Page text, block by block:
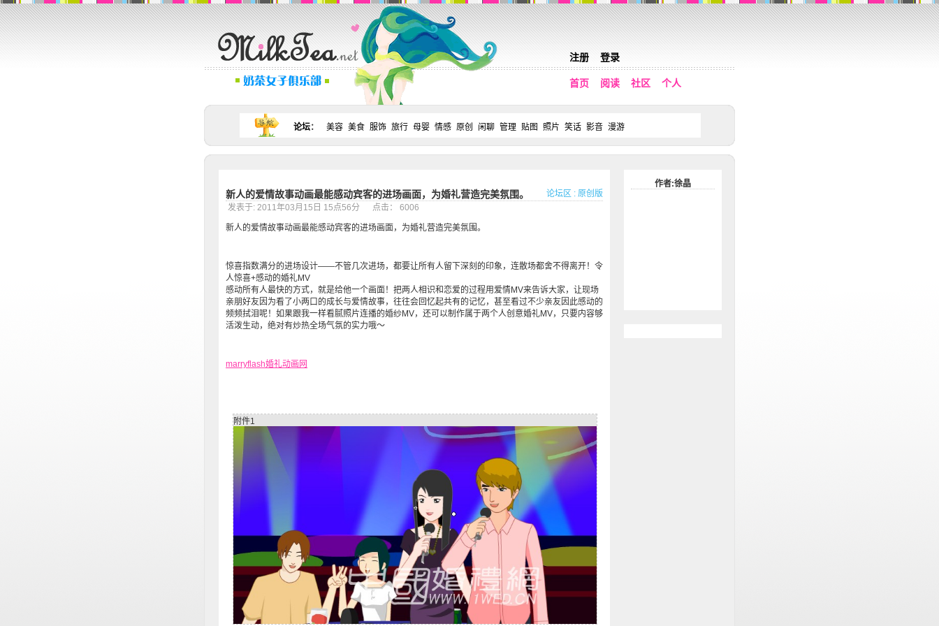
注册 登录
首页 阅读 社区 个人
论坛： 美容 美食 服饰 旅行 母婴 情感 原创 闲聊 管理 贴图 照片 笑话 影音 漫游
新人的爱情故事动画最能感动宾客的进场画面，为婚礼营造完美氛围。 论坛区 : 原创版
发表于: 2011年03月15日 15点56分 点击： 6006
新人的爱情故事动画最能感动宾客的进场画面，为婚礼营造完美氛围。
惊喜指数满分的进场设计——不管几次进场，都要让所有人留下深刻的印象，连散场都舍不得离开！令
人惊喜+感动的婚礼MV
感动所有人最快的方式，就是给他一个画面！把两人相识和恋爱的过程用爱情MV来告诉大家，让现场
亲朋好友因为看了小两口的成长与爱情故事，往往会回忆起共有的记忆，甚至看过不少亲友因此感动的
频频拭泪呢！如果跟我一样看腻照片连播的婚纱MV，还可以制作属于两个人创意婚礼MV，只要内容够
活泼生动，绝对有炒热全场气氛的实力哦～
marryflash婚礼动画网
附件1
作者:徐晶